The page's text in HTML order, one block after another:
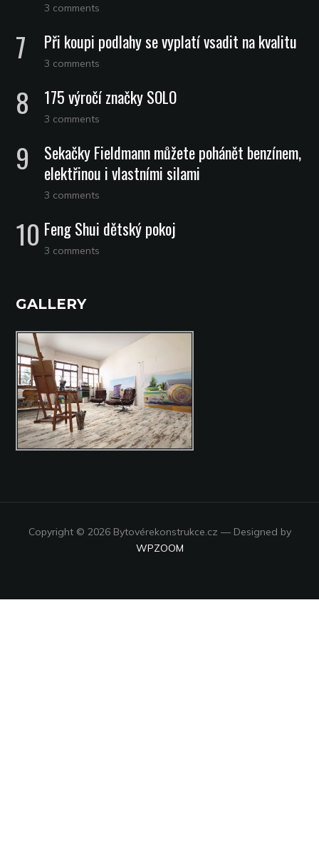
3 comments
Při koupi podlahy se vyplatí vsadit na kvalitu
3 comments
175 výročí značky SOLO
3 comments
Sekačky Fieldmann můžete pohánět benzínem,
elektřinou i vlastními silami
3 comments
Feng Shui dětský pokoj
3 comments
GALLERY
Copyright © 2026 Bytovérekonstrukce.cz — Designed by
WPZOOM